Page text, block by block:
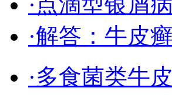
·解答：牛皮
·多食菌类牛